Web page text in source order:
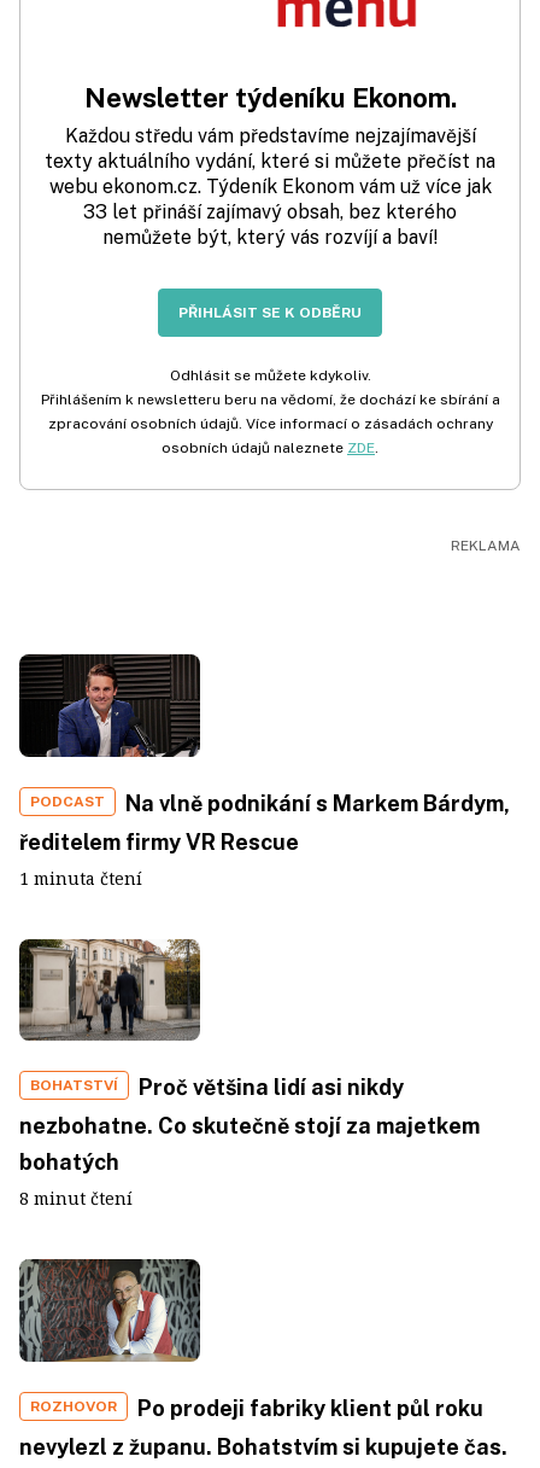
Newsletter týdeníku Ekonom.
Každou středu vám představíme nejzajímavější
texty aktuálního vydání, které si můžete přečíst na
webu ekonom.cz. Týdeník Ekonom vám už více jak
33 let přináší zajímavý obsah, bez kterého
nemůžete být, který vás rozvíjí a baví!
PŘIHLÁSIT SE K ODBĚRU
Odhlásit se můžete kdykoliv.
Přihlášením k newsletteru beru na vědomí, že dochází ke sbírání a
zpracování osobních údajů. Více informací o zásadách ochrany
osobních údajů naleznete ZDE.
PODCAST
Na vlně podnikání s Markem Bárdym,
ředitelem firmy VR Rescue
1 minuta čtení
BOHATSTVÍ
Proč většina lidí asi nikdy
nezbohatne. Co skutečně stojí za majetkem
bohatých
8 minut čtení
ROZHOVOR
Po prodeji fabriky klient půl roku
nevylezl z županu. Bohatstvím si kupujete čas.